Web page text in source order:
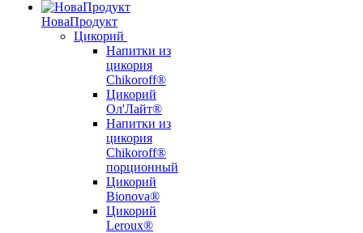
НоваПродукт
Цикорий
Напитки из
цикория
Chikoroff®
Цикорий
Ол'Лайт®
Напитки из
цикория
Chikoroff®
порционный
Цикорий
Bionova®
Цикорий
Leroux®